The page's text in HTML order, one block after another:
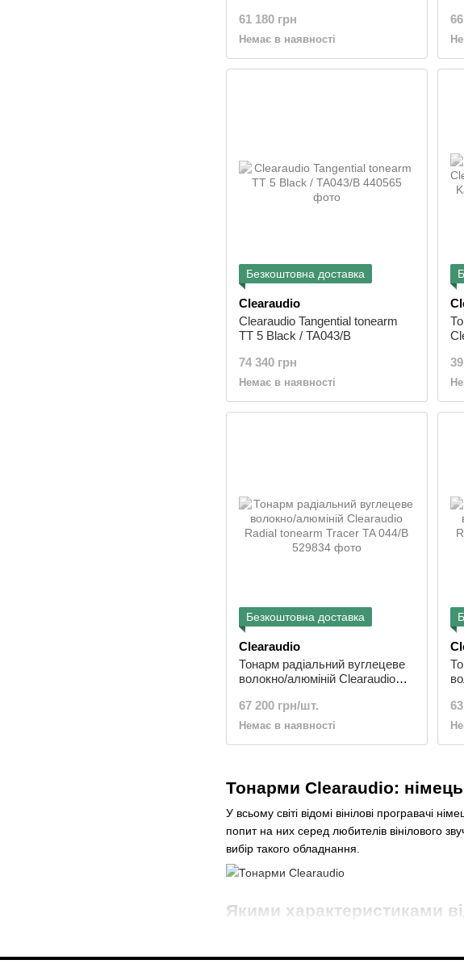
Тонарми Clearaudio:
У всьому світі відомі вінілові програвачі
попит на них серед любителів вінілового
вибір такого обладнання.
Якими характеристиками
Розробка даних комплектуючих в
61 180 грн
Немає в наявності
Безкоштовна доставка
Clearaudio
Clearaudio Tangential tonearm
TT 5 Black / TA043/B
74 340 грн
Немає в наявності
Безкоштовна доставка
Clearaudio
Тонарм радіальний вуглецеве
волокно/алюміній Clearaudio
67 200 грн/шт.
Немає в наявності